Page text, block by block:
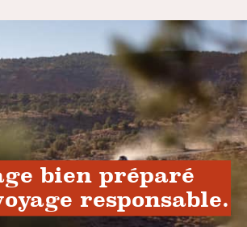
bien préparé
responsable.